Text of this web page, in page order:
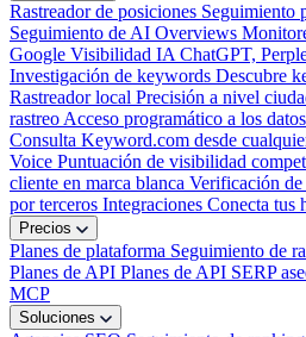
Rastreador de posiciones Seguimiento
Seguimiento de AI Overviews
Google Visibilidad IA ChatGPT,
Investigación de keywords Descubre
Rastreador local Precisión a nivel
rastreo Acceso programático a los datos
Consulta Keyword.com desde
Voice Puntuación de visibilidad
cliente en marca blanca Verificación de
por terceros Integraciones Conecta tus
Precios
Planes de plataforma Seguimiento de
Planes de API Planes de API SERP
MCP
Soluciones